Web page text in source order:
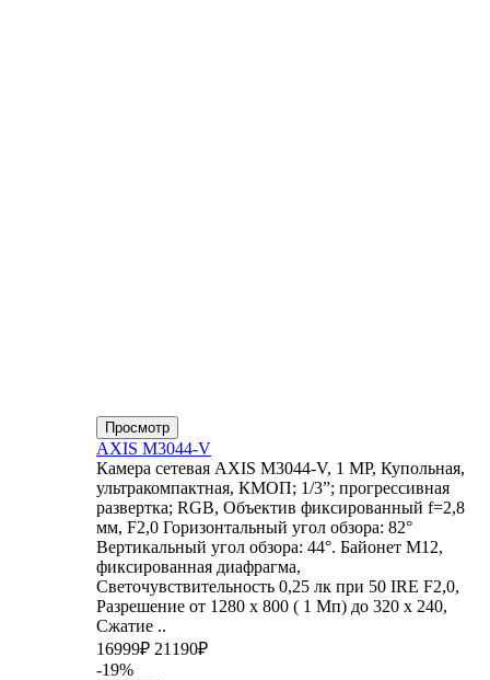
Просмотр
AXIS M3044-V
Камера сетевая AXIS M3044-V, 1 MP, Купольная,
ультракомпактная, КМОП; 1/3”; прогрессивная
развертка; RGB, Объектив фиксированный f=2,8
мм, F2,0 Горизонтальный угол обзора: 82°
Вертикальный угол обзора: 44°. Байонет М12,
фиксированная диафрагма,
Светочувствительность 0,25 лк при 50 IRE F2,0,
Разрешение от 1280 x 800 ( 1 Мп) до 320 x 240,
Сжатие ..
16999₽ 21190₽
-19%